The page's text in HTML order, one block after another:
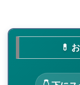
💊
👇 下に